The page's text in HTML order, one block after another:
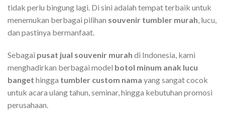
tidak perlu bingung lagi. Di sini adalah tempat terbaik untuk
menemukan berbagai pilihan souvenir tumbler murah , lucu,
dan pastinya bermanfaat.
Sebagai pusat jual souvenir murah di Indonesia, kami
menghadirkan berbagai model botol minum anak lucu
banget hingga tumbler custom nama yang sangat cocok
untuk acara ulang tahun, seminar, hingga kebutuhan promosi
perusahaan.